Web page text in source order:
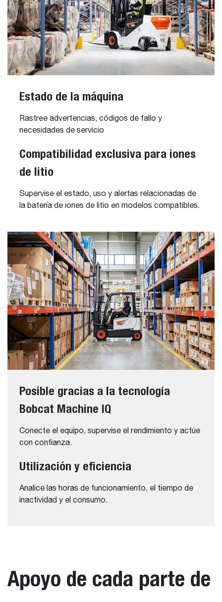
Estado de la máquina
Rastree advertencias, códigos de fallo y
necesidades de servicio
Compatibilidad exclusiva para iones
de litio
Supervise el estado, uso y alertas relacionadas de
la batería de iones de litio en modelos compatibles.
Posible gracias a la tecnología
Bobcat Machine IQ
Conecte el equipo, supervise el rendimiento y actúe
con confianza.
Utilización y eficiencia
Analice las horas de funcionamiento, el tiempo de
inactividad y el consumo.
Apoyo de cada parte de